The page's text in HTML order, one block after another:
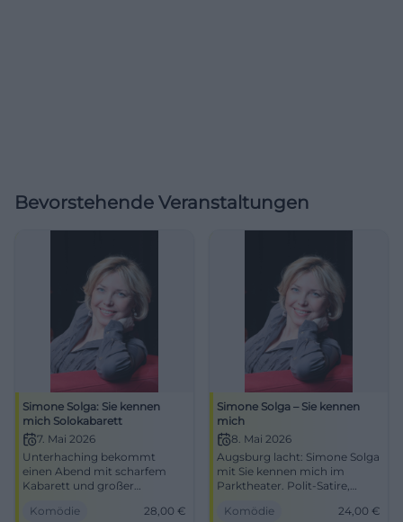
Bevorstehende Veranstaltungen
Simone Solga: Sie kennen
mich Solokabarett
7. Mai 2026
Unterhaching bekommt
einen Abend mit scharfem
Kabarett und großer
Solga bringt Sie kennen mich
Komödie 28,00 €
Simone Solga – Sie kennen
mich
8. Mai 2026
Augsburg lacht: Simone Solga
mit Sie kennen mich im
Parktheater. Polit-Satire,
Publikumsreaktion.
Komödie 24,00 €